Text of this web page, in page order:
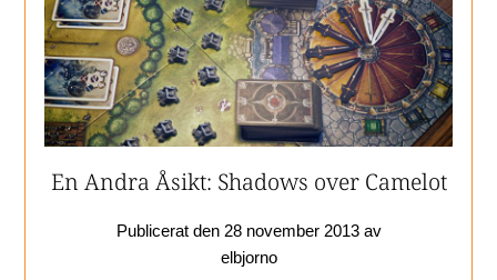
En Andra Åsikt: Shadows over Camelot
Publicerat den 28 november 2013av
elbjorno